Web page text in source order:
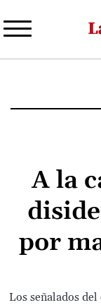
A la
por
Los señalados